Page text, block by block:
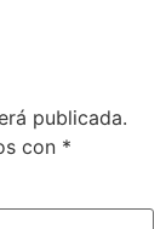
publicada.
con *